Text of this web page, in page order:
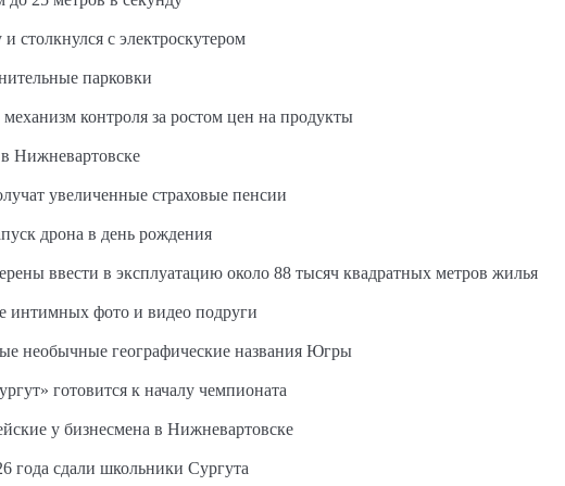
столкнулся с электроскутером
парковки
контроля за ростом цен на продукты
в Нижневартовске
увеличенные страховые пенсии
дрона в день рождения
ввести в эксплуатацию около 88 тысяч квадратных метров жилья
интимных фото и видео подруги
необычные географические названия Югры
готовится к началу чемпионата
у бизнесмена в Нижневартовске
года сдали школьники Сургута